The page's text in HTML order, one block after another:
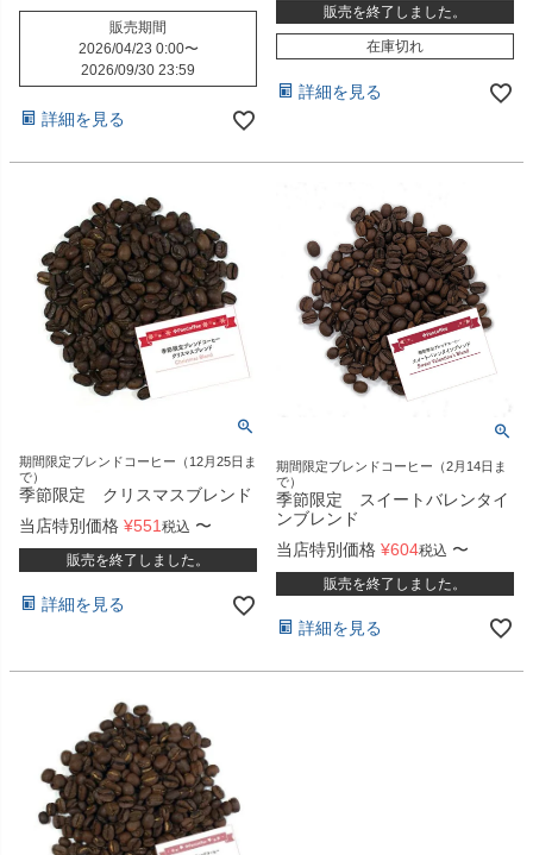
販売期間
2026/04/23 0:00〜
2026/09/30 23:59
詳細を見る
販売を終了しました。
在庫切れ
詳細を見る
期間限定ブレンドコーヒー（12月25日ま
で）
季節限定 クリスマスブレンド
当店特別価格 ¥551税込 〜
販売を終了しました。
詳細を見る
期間限定ブレンドコーヒー（2月14日ま
で）
季節限定 スイートバレンタイ
ンブレンド
当店特別価格 ¥604税込 〜
販売を終了しました。
詳細を見る